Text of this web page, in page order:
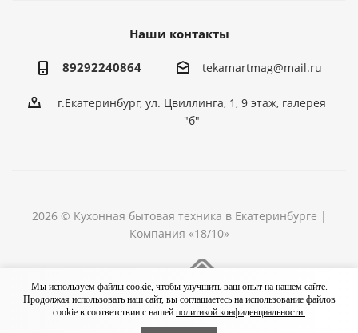
Наши контакты
89292240864 tekamartmag@mail.ru
г.Екатеринбург, ул. Цвиллинга, 1, 9 этаж, галерея
"б"
2026 © Кухонная бытовая техника в Екатеринбурге |
Компания «18/10»
Мы используем файлы cookie, чтобы улучшить ваш опыт на нашем сайте.
Продолжая использовать наш сайт, вы соглашаетесь на использование файлов
cookie в соответствии с нашей политикой конфиденциальности.